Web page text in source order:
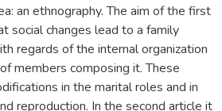
an ethnography. The aim of the first
social changes lead to a family
regards of the internal organization
members composing it. These
in the marital roles and in
reproduction. In the second article it